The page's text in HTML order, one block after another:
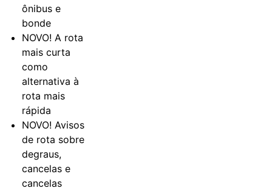
ônibus e
bonde
NOVO! A rota
mais curta
como
alternativa à
rota mais
rápida
NOVO! Avisos
de rota sobre
degraus,
cancelas e
cancelas